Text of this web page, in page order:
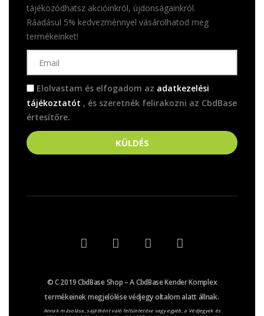
tájékozódhatsz akcióinkról, újdonságainkról.
Ráadásul 5% kedvezménnyel vásárolhatod meg
termékeinket!
Elolvastam és elfogadom az adatkezelési
tájékoztatót , és szeretnék felirakozni az CbdBase
értesítőre.
KÜLDÉS
© C 2019 CbdBase Shop – A CbdBase Kender Komplex
termékeinek megjelölése védjegy oltalom alatt állnak.
Annak másolása, sajátként való feltüntetése vagy egyéb, a Védjegyek és